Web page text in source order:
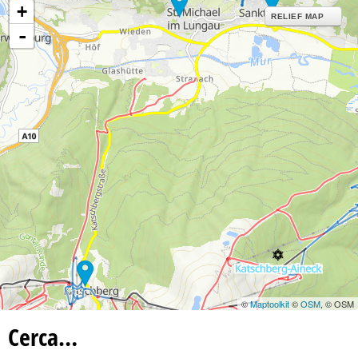
+
-
RELIEF MAP
©Maptoolkit©OSM, © OSM
Cerca…